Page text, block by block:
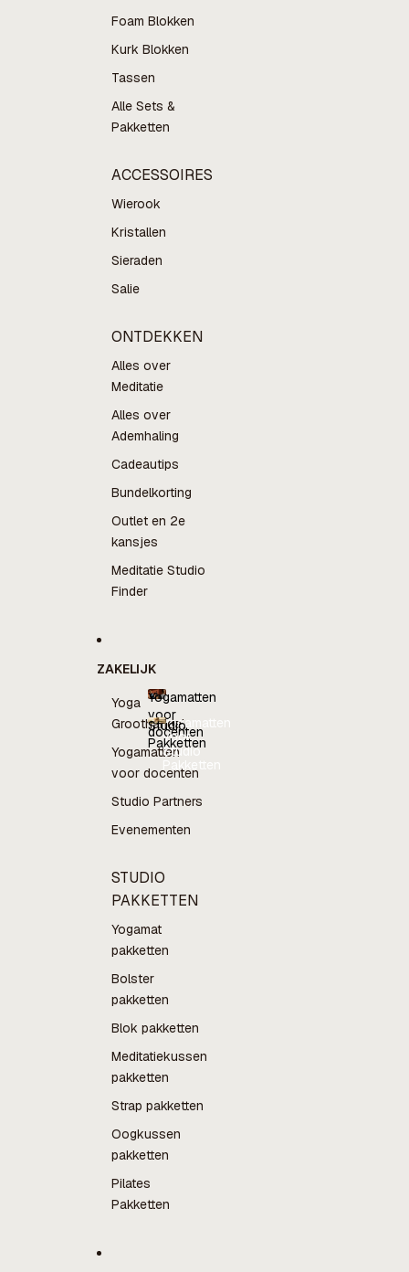
Foam Blokken
Kurk Blokken
Tassen
Alle Sets &
Pakketten
ACCESSOIRES
Wierook
Kristallen
Sieraden
Salie
ONTDEKKEN
Alles over
Meditatie
Alles over
Ademhaling
Cadeautips
Bundelkorting
Outlet en 2e
kansjes
Meditatie Studio
Finder
ZAKELIJK
Yoga
Groothandel
Yogamatten
voor docenten
Studio Partners
Evenementen
STUDIO
PAKKETTEN
Yogamat
pakketten
Bolster
pakketten
Blok pakketten
Meditatiekussen
pakketten
Strap pakketten
Oogkussen
pakketten
Pilates
Pakketten
Yogamatten
voor
docenten
Yogamatten
voor
docenten
Studio
Pakketten
Studio
Pakketten